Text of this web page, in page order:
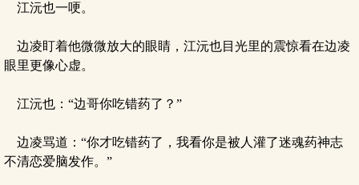
江沅也一哽。
边凌盯着他微微放大的眼睛，江沅也目光里的震惊看在边凌
眼里更像心虚。
江沅也：“边哥你吃错药了？”
边凌骂道：“你才吃错药了，我看你是被人灌了迷魂药神志
不清恋爱脑发作。”